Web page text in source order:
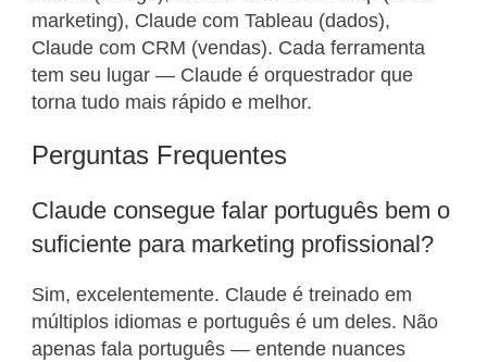
marketing), Claude com Tableau (dados),
Claude com CRM (vendas). Cada ferramenta
tem seu lugar — Claude é orquestrador que
torna tudo mais rápido e melhor.
Perguntas Frequentes
Claude consegue falar português bem o
suficiente para marketing profissional?
Sim, excelentemente. Claude é treinado em
múltiplos idiomas e português é um deles. Não
apenas fala português — entende nuances